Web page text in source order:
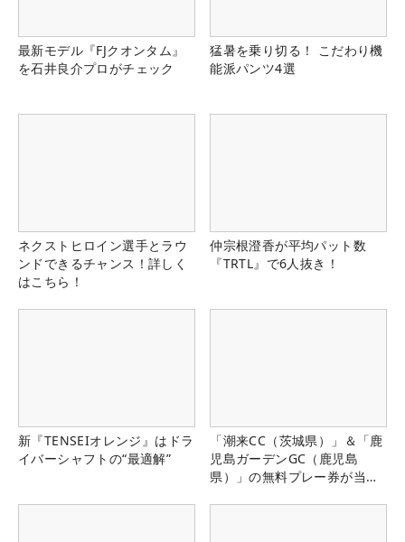
最新モデル『FJクオンタム』
を石井良介プロがチェック
猛暑を乗り切る！ こだわり機
能派パンツ4選
ネクストヒロイン選手とラウ
ンドできるチャンス！詳しく
はこちら！
仲宗根澄香が平均パット数
『TRTL』で6人抜き！
新『TENSEIオレンジ』はドラ
イバーシャフトの“最適解”
「潮来CC（茨城県）」＆「鹿
児島ガーデンGC（鹿児島
県）」の無料プレー券が当た